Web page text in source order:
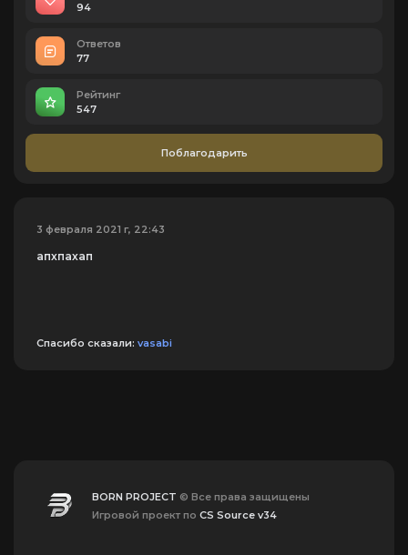
94
Ответов
77
Рейтинг
547
Поблагодарить
3 февраля 2021 г, 22:43
апхпахап
Спасибо сказали: vasabi
BORN PROJECT © Все права защищены
Игровой проект по CS Source v34